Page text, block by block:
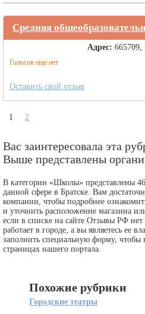
Средняя
Голосов еще нет
Адрес:
Оставить свой отзыв
1 2
Вас заинтересовала эта
Выше представлены
В категории «Школы» представлены
данной сфере в Братске. Вам
компании, чтобы подробнее
и уточнить расположение магазина
если в списке на сайте Отзывы РФ
работает в городе, а вы являетесь ее
заполнить специальную форму, чтобы
страницах нашего портала.
Похожие рубрики
Городские театры